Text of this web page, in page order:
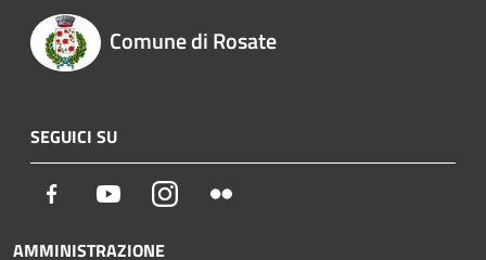
Comune di Rosate
SEGUICI SU
Facebook YoutubeInstagram
AMMINISTRAZIONE